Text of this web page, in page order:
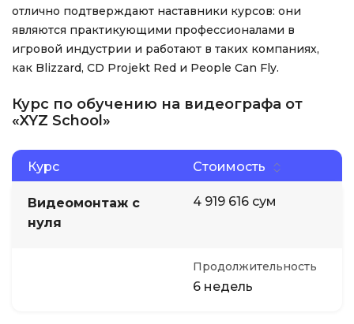
отлично подтверждают наставники курсов: они
являются практикующими профессионалами в
игровой индустрии и работают в таких компаниях,
как Blizzard, CD Projekt Red и People Can Fly.
Курс по обучению на видеографа от
«XYZ School»
Курс Стоимость
Видеомонтаж с
нуля
4 919 616 сум
Продолжительность
6 недель